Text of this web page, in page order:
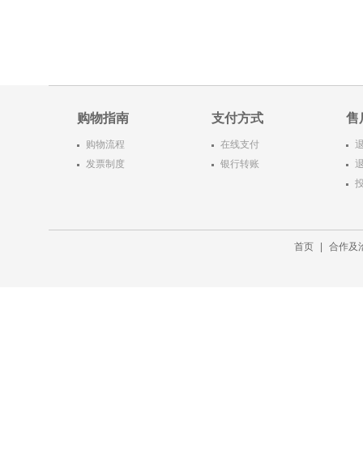
购物指南
购物流程
发票制度
支付方式
在线支付
银行转账
售
首页 合作及